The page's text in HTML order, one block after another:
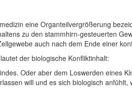
eine Organteilvergrößerung
zu den stammhirn-gesteuerten
auch nach dem Ende einer
lautet der biologische Konfliktinhalt:
Oder aber dem Loswerden eines
will und es sich biologisch